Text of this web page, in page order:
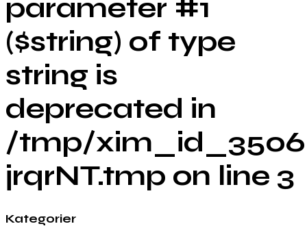
parameter #1
($string) of type
string is
deprecated in
/tmp/
jrqrNT.tmp on line 3
Kategorier